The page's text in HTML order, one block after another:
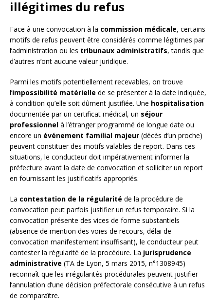
illégitimes du refus
Face à une convocation à la commission médicale, certains
motifs de refus peuvent être considérés comme légitimes par
l’administration ou les tribunaux administratifs, tandis que
d’autres n’ont aucune valeur juridique.
Parmi les motifs potentiellement recevables, on trouve
l’impossibilité matérielle de se présenter à la date indiquée,
à condition qu’elle soit dûment justifiée. Une hospitalisation
documentée par un certificat médical, un séjour
professionnel à l’étranger programmé de longue date ou
encore un événement familial majeur (décès d’un proche)
peuvent constituer des motifs valables de report. Dans ces
situations, le conducteur doit impérativement informer la
préfecture avant la date de convocation et solliciter un report
en fournissant les justificatifs appropriés.
La contestation de la régularité de la procédure de
convocation peut parfois justifier un refus temporaire. Si la
convocation présente des vices de forme substantiels
(absence de mention des voies de recours, délai de
convocation manifestement insuffisant), le conducteur peut
contester la régularité de la procédure. La jurisprudence
administrative (TA de Lyon, 5 mars 2015, n°1308945)
reconnaît que les irrégularités procédurales peuvent justifier
l’annulation d’une décision préfectorale consécutive à un refus
de comparaître.